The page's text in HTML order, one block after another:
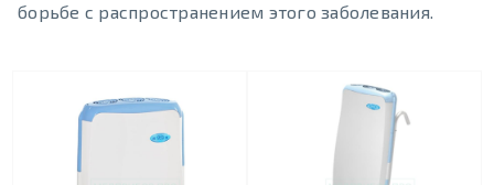
борьбе с распространением этого заболевания.